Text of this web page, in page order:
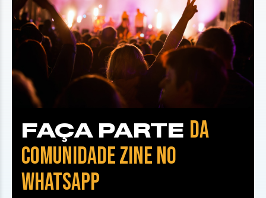
FAÇA PARTE DA
COMUNIDADE ZINE NO
WHATSAPP